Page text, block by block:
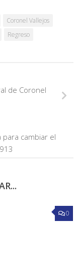
Coronel Vallejos
Regreso
de Coronel
cambiar el
0